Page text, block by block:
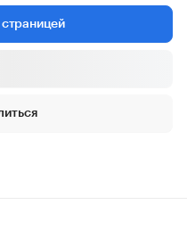
страницей